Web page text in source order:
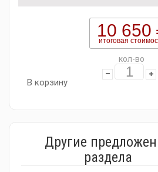
10 650
итоговая
кол-во
В корзину
Другие
раздела